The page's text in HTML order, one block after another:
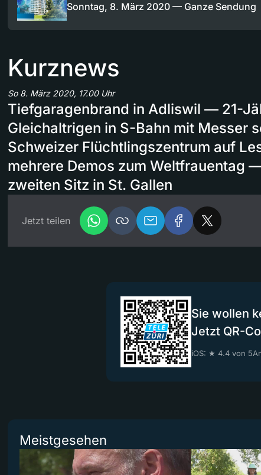
Sonntag, 8. März 2020 — Ganze Sendung
Kurznews
So 8. März 2020, 17.00 Uhr
Tiefgaragenbrand in Adliswil — 21-
Gleichaltrigen in S-Bahn mit Messer
Schweizer Flüchtlingszentrum auf
mehrere Demos zum Weltfrauentag
zweiten Sitz in St. Gallen
Jetzt teilen
Sie wollen
Jetzt QR-
iOS: ★ 4.4 von 5
Meistgesehen